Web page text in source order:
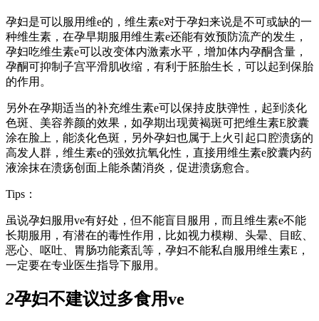
孕妇是可以服用维e的，维生素e对于孕妇来说是不可或缺的一
种维生素，在孕早期服用维生素e还能有效预防流产的发生，
孕妇吃维生素e可以改变体内激素水平，增加体内孕酮含量，
孕酮可抑制子宫平滑肌收缩，有利于胚胎生长，可以起到保胎
的作用。
另外在孕期适当的补充维生素e可以保持皮肤弹性，起到淡化
色斑、美容养颜的效果，如孕期出现黄褐斑可把维生素E胶囊
涂在脸上，能淡化色斑，另外孕妇也属于上火引起口腔溃疡的
高发人群，维生素e的强效抗氧化性，直接用维生素e胶囊内药
液涂抹在溃疡创面上能杀菌消炎，促进溃疡愈合。
Tips：
虽说孕妇服用ve有好处，但不能盲目服用，而且维生素e不能
长期服用，有潜在的毒性作用，比如视力模糊、头晕、目眩、
恶心、呕吐、胃肠功能紊乱等，孕妇不能私自服用维生素E，
一定要在专业医生指导下服用。
2孕妇不建议过多食用ve